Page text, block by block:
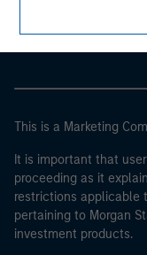
entité remplissant
suivants à
20 millions
un gouvernement
organismes
niveau national ou
institutions
la Banque
organisations
leur propre compte.
Morgan Stanley
This is a Marketing
It is important that
proceeding as it
restrictions applicable
pertaining to Morgan
investment products.